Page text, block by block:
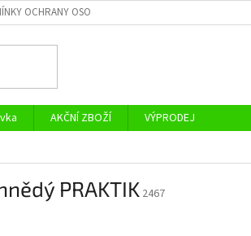
OCHRANY OSOBNÍCH ÚDAJŮ
AKČNÍ ZBOŽÍ
VÝPRODEJ
PRAKTIK 2467